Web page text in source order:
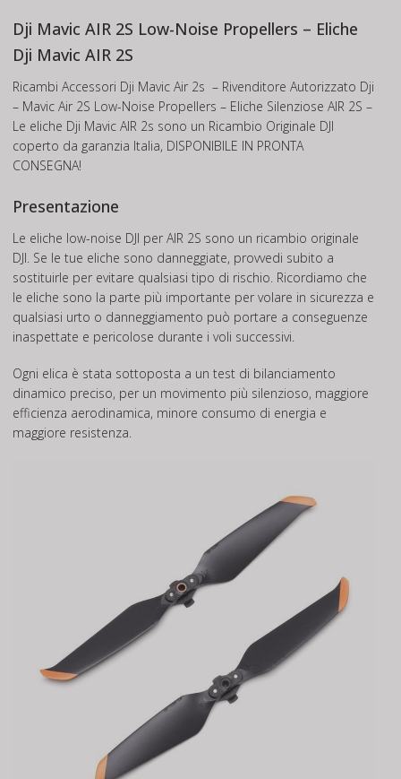
Dji Mavic AIR 2S Low-Noise Propellers – Eliche
Dji Mavic AIR 2S
Ricambi Accessori Dji Mavic Air 2s – Rivenditore Autorizzato Dji
– Mavic Air 2S Low-Noise Propellers – Eliche Silenziose AIR 2S –
Le eliche Dji Mavic AIR 2s sono un Ricambio Originale DJI
coperto da garanzia Italia, DISPONIBILE IN PRONTA
CONSEGNA!
Presentazione
Le eliche low-noise DJI per AIR 2S sono un ricambio originale
DJI. Se le tue eliche sono danneggiate, provvedi subito a
sostituirle per evitare qualsiasi tipo di rischio. Ricordiamo che
le eliche sono la parte più importante per volare in sicurezza e
qualsiasi urto o danneggiamento può portare a conseguenze
inaspettate e pericolose durante i voli successivi.
Ogni elica è stata sottoposta a un test di bilanciamento
dinamico preciso, per un movimento più silenzioso, maggiore
efficienza aerodinamica, minore consumo di energia e
maggiore resistenza.